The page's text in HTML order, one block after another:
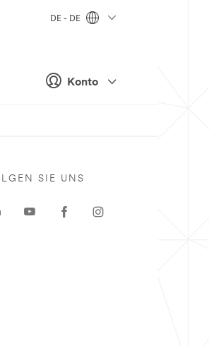
Konto
DE - DE
SIE UNS